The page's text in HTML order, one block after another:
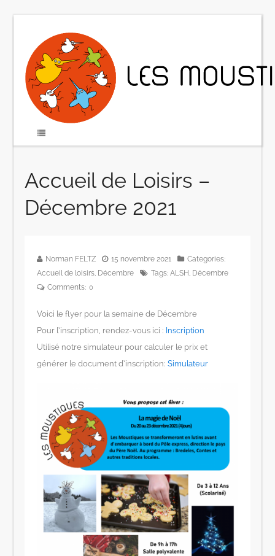
Accueil de Loisirs –
Décembre 2021
Norman FELTZ 15 novembre 2021
Categories:
Accueil de loisirs, Décembre Tags:ALSH , Décembre
Comments: 0
Voici le flyer pour la semaine de Décembre
Pour l’inscription, rendez-vous ici : Inscription
Utilisé notre simulateur pour calculer le prix et
générer le document d’inscription:Simulateur